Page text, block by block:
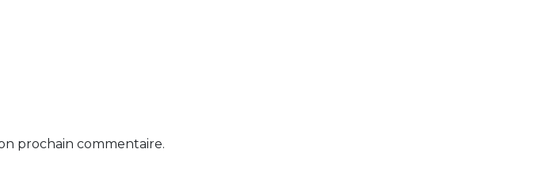
prochain commentaire.